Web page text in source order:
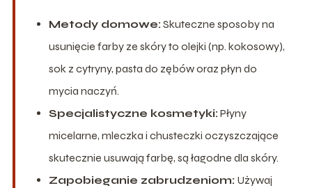
Metody domowe: Skuteczne sposoby na
usunięcie farby ze skóry to olejki (np. kokosowy),
sok z cytryny, pasta do zębów oraz płyn do
mycia naczyń.
Specjalistyczne kosmetyki: Płyny
micelarne, mleczka i chusteczki oczyszczające
skutecznie usuwają farbę, są łagodne dla skóry.
Zapobieganie zabrudzeniom: Używaj